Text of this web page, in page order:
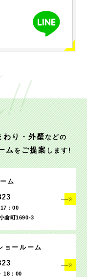
わり・外壁などの
ムをご提案します!
ム
：00
倉町1690‐3
ョールーム
18：00